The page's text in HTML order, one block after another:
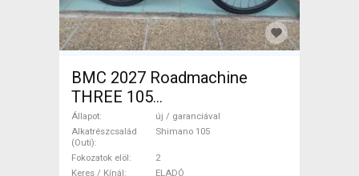
BMC 2027 Roadmachine
THREE 105
(47,51,54,56,58,61) Országúti
Shimano 105 tárcsafék új /
garanciával ELADÓ
Állapot
új / garanciával
Alkatrészcsalád
(Outi)
Shimano 105
Fokozatok elöl
2
Keres / Kínál
ELADÓ